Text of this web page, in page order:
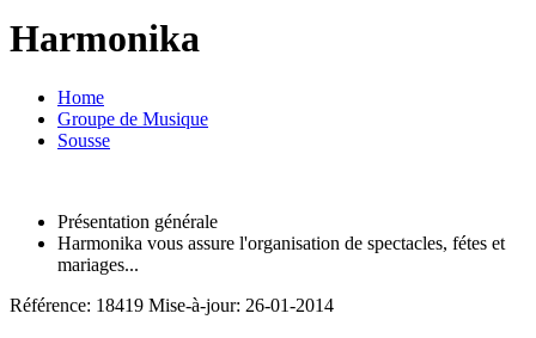
Harmonika
Home
Groupe de Musique
Sousse
Présentation générale
Harmonika vous assure l'organisation de spectacles, fétes et
mariages...
Référence: 18419 Mise-à-jour: 26-01-2014